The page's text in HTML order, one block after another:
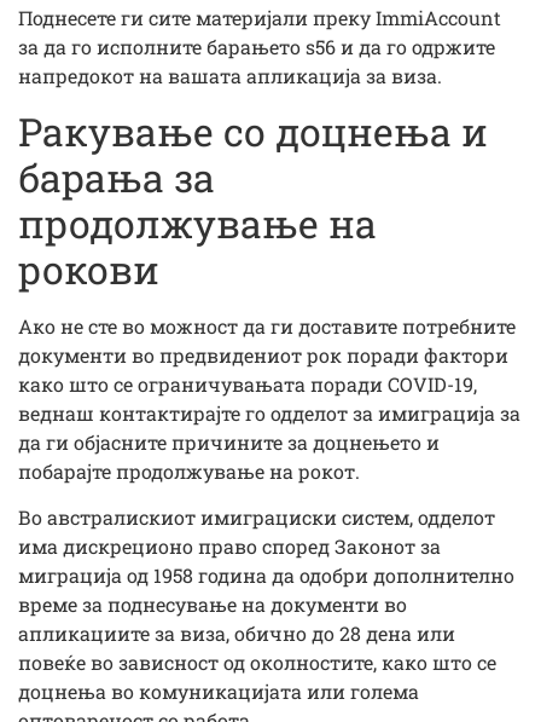
Поднесете ги сите материјали преку ImmiAccount
за да го исполните барањето s56 и да го одржите
напредокот на вашата апликација за виза.
Ракување со доцнења и
барања за
продолжување на
рокови
Ако не сте во можност да ги доставите потребните
документи во предвидениот рок поради фактори
како што се ограничувањата поради COVID-19,
веднаш контактирајте го одделот за имиграција за
да ги објасните причините за доцнењето и
побарајте продолжување на рокот.
Во австралискиот имиграциски систем, одделот
има дискреционо право според Законот за
миграција од 1958 година да одобри дополнително
време за поднесување на документи во
апликациите за виза, обично до 28 дена или
повеќе во зависност од околностите, како што се
доцнења во комуникацијата или голема